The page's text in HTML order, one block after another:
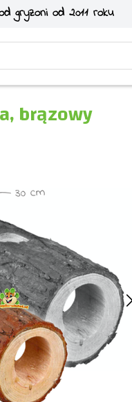
gryzoni od 2011 roku
brązowy